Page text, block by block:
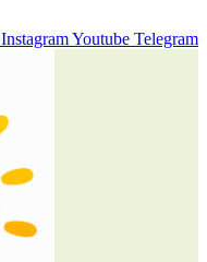
InstagramYoutube Telegram